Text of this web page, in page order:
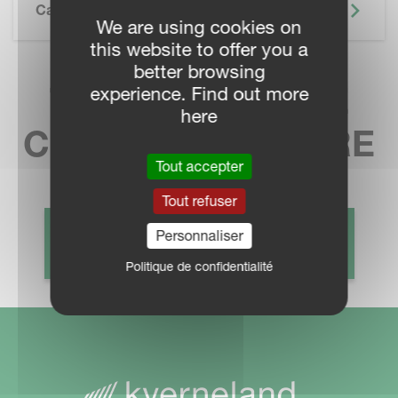
Caractéristiques Techniques
TROUVEZ VOTRE
CONCESSIONNAIRE
CONTACT COMMERCIAL
We are using cookies on
this website to offer you a
better browsing
experience. Find out more
here
Tout accepter
Tout refuser
Personnaliser
Politique de confidentialité